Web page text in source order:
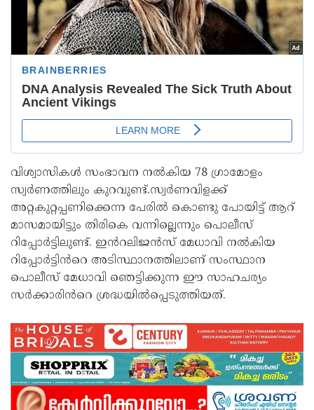
വിശ്വാസികൾ സംഭാവന നൽകിയ 78 ഗ്രാമോളം
സ്വർണത്തിലും കുറവുണ്ട്.സ്വർണവിളക്ക്
അറ്റകുറ്റപ്പണിക്കെന്ന പേരിൽ കൊണ്ടു പോയിട്ട് ആറ്
മാസമായിട്ടും തിരികെ വന്നില്ലെന്നും പൊലീസ്
റിപ്പോർട്ടിലുണ്ട്. ഇൻറലിജൻസ് മേധാവി നൽകിയ
റിപ്പോർട്ടിൻറെ അടിസ്ഥാനത്തിലാണ് സംസ്ഥാന
പൊലീസ് മേധാവി ഞെട്ടിക്കുന്ന ഈ സാഹചര്യം
സർക്കാരിൻറെ ശ്രദ്ധയിൽപ്പെടുത്തിയത്.